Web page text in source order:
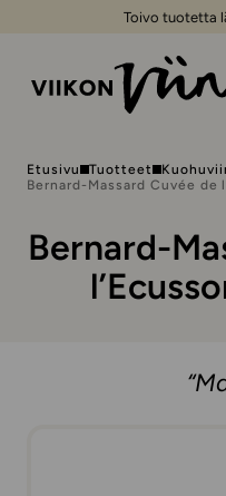
Toivo tuotetta
Etusivu Tuotteet
Bernard-Massard Cuvée de
Bernard-